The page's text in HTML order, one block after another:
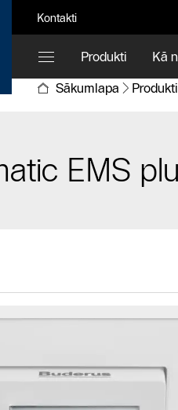
Kontakti
Produkti Kā
Sākumlapa
Produkti
EMS